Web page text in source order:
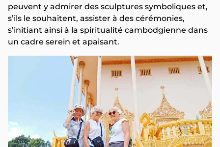
peuvent y admirer des sculptures symboliques et,
s’ils le souhaitent, assister à des cérémonies,
s’initiant ainsi à la spiritualité cambodgienne dans
un cadre serein et apaisant.